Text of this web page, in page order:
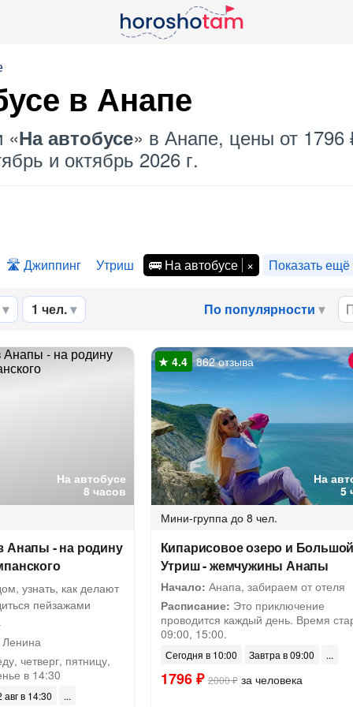
в Анапе
«На автобусе» в Анапе, цены от 1796
и октябрь 2026 г.
Джиппинг Утриш На автобусе Показать ещё
1 чел. По популярности
На автобусе
8 часов
Анапы - на родину
узнать, как делают
пейзажами
четверг, пятницу,
в 14:30
авг в 14:30
На
5
862 отзыва
Мини-группа до 8 чел.
Кипарисовое озеро и
Утриш - жемчужины Анапы
Начало: Анапа, забираем от отеля
Расписание: Это приключение
проводится каждый день. Время
09:00, 15:00.
Сегодня в 10:00 Завтра в 09:00
1796 ₽ 2000 ₽за человека